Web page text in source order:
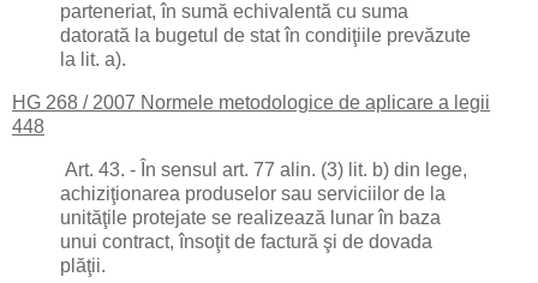
parteneriat, în sumă echivalentă cu suma
datorată la bugetul de stat în condiţiile prevăzute
la lit. a).
HG 268 / 2007 Normele metodologice de aplicare a legii
448
Art. 43. - În sensul art. 77 alin. (3) lit. b) din lege,
achiziţionarea produselor sau serviciilor de la
unităţile protejate se realizează lunar în baza
unui contract, însoţit de factură şi de dovada
plăţii.